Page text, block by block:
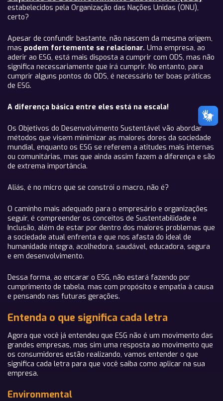
estabelecidos pela Organização das Nações Unidas (ONU),
certo?
Apesar de confundir bastante, não nascem da mesma origem,
mas podem fortemente se relacionar. Uma empresa, ao
aderir ao ESG, está mais disposta a cumprir com ODS, mas não
significa necessariamente que irá cumprir. No entanto, para
cumprir alguns pontos do ODS, é necessário ter boas práticas
de ESG.
A diferença básica entre eles está na escala!
Os Objetivos do Desenvolvimento Sustentável vão abordar
métodos que visem minimizar as maiores dores da sociedade
mundial, enquanto os ESG se referem a atitudes mais internas
ou comunitárias, mas que ainda assim fazem a diferença e são
de extrema importância.
Aliás, é no micro que se constrói o macro, não é?
O caminho mais adequado para o empresário e organizações
seguir, é compreender os conceitos de Sustentabilidade e
Inclusão, além de estar por dentro dos maiores problemas que
a sociedade atual enfrenta e que nos afasta do ideal de
humanidade íntegra, acolhedora, saudável, educadora, segura
e em desenvolvimento.
Dessa forma, ao encarar o ESG, não estará fazendo por
cumprimento de tabela, mas com propósito e empatia à causa
e pensando nas futuras gerações.
Entenda o que significa cada letra
Agora que você já entendeu que ESG não é um movimento das
grandes empresas, mas sim uma resposta ao movimento que
os consumidores estão realizando, vamos entender o que
significa cada letra para que você saiba como aplicar na sua
empresa.
Environmental